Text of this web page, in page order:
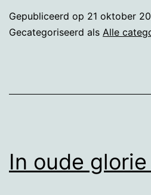
Gepubliceerd op 21 oktober
Gecategoriseerd als Alle
In oude